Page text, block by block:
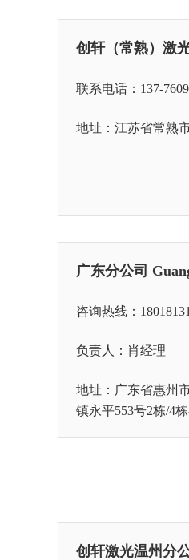
创轩（常熟）激
联系电话：137-
地址：江苏省常熟
广东分公司
咨询热线：
负责人：肖经理
地址：广东省惠州
镇永平553号2栋/4
创轩激光温州分